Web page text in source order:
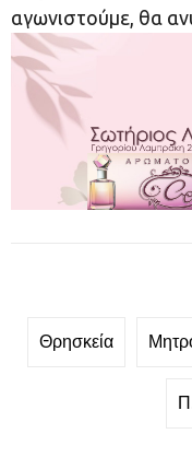
αγωνιστούμε, θα
Θρησκεία